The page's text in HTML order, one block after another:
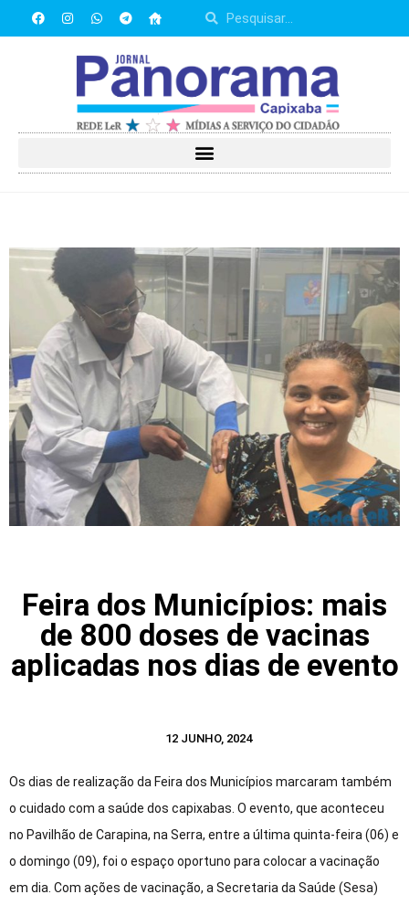
Feira dos Municípios: mais
de 800 doses de vacinas
aplicadas nos dias de evento
12 JUNHO, 2024
Os dias de realização da Feira dos Municípios marcaram também
o cuidado com a saúde dos capixabas. O evento, que aconteceu
no Pavilhão de Carapina, na Serra, entre a última quinta-feira (06) e
o domingo (09), foi o espaço oportuno para colocar a vacinação
em dia. Com ações de vacinação, a Secretaria da Saúde (Sesa)